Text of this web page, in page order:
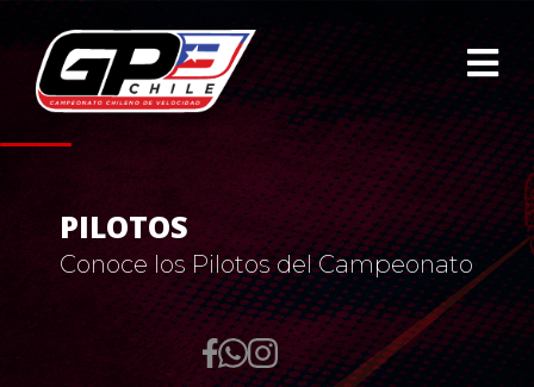
PILOTOS
Conoce los Pilotos del Campeonato